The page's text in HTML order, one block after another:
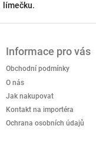
límečku.
Informace pro vás
Obchodní podmínky
O nás
Jak nakupovat
Kontakt na importéra
Ochrana osobních údajů